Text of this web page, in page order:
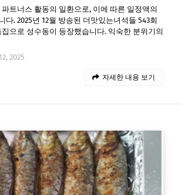
트너스 활동의 일환으로, 이에 따른 일정액의
다. 2025년 12월 방송된 더맛있는녀석들 543회
으로 성수동이 등장했습니다. 익숙한 분위기의
2025
자세한 내용 보기